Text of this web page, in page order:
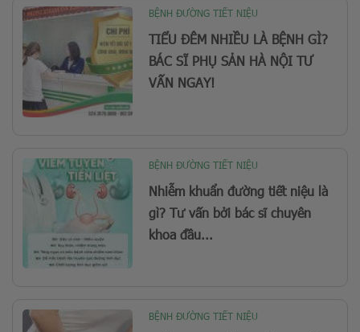
BỆNH ĐƯỜNG TIẾT NIỆU
TIỂU ĐÊM NHIỀU LÀ BỆNH GÌ?
BÁC SĨ PHỤ SẢN HÀ NỘI TƯ
VẤN NGAY!
BỆNH ĐƯỜNG TIẾT NIỆU
Nhiễm khuẩn đường tiết niệu là
gì? Tư vấn bởi bác sĩ chuyên
khoa đầu...
BỆNH ĐƯỜNG TIẾT NIỆU